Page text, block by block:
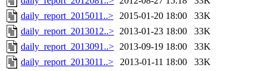
daily_report_2015011..> 2015-01-20 18:00
33K
daily_report_2013012..> 2013-01-23 18:00
33K
daily_report_2013091..> 2013-09-19 18:00
33K
daily_report_2013011..>
2013-01-11 18:00
33K